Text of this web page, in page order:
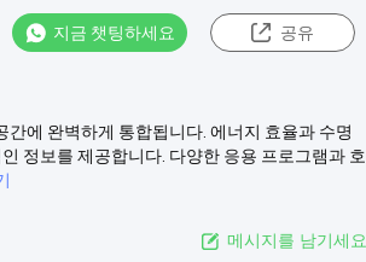
지금 챗팅하세요 공유
에 완벽하게 통합됩니다. 에너지 효율과 수명
정보를 제공합니다. 다양한 응용 프로그램과 호
메시지를 남기세요